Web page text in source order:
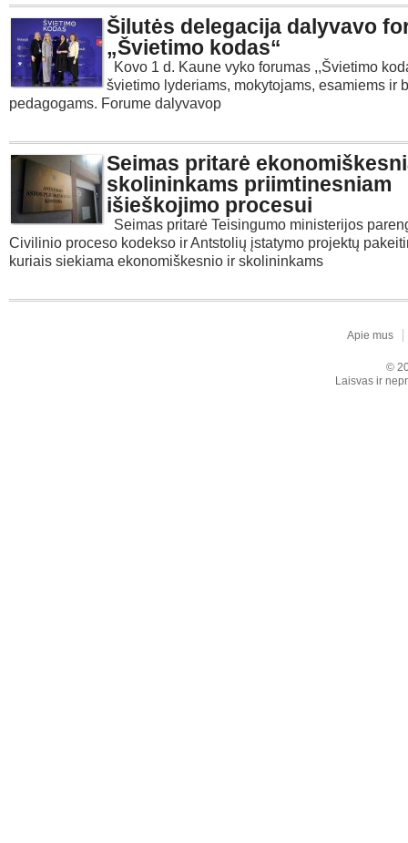
Šilutės delegacija dalyvavo
„Švietimo kodas“
Kovo 1 d. Kaune vyko forumas ,,Švietimo
švietimo lyderiams, mokytojams, esamiems ir
pedagogams. Forume dalyvavop
Seimas pritarė
skolininkams priimtinesniam
išieškojimo procesui
Seimas pritarė Teisingumo ministerijos
Civilinio proceso kodekso ir Antstolių įstatymo projektų
kuriais siekiama ekonomiškesnio ir skolininkams
Apie mus
©
Laisvas ir